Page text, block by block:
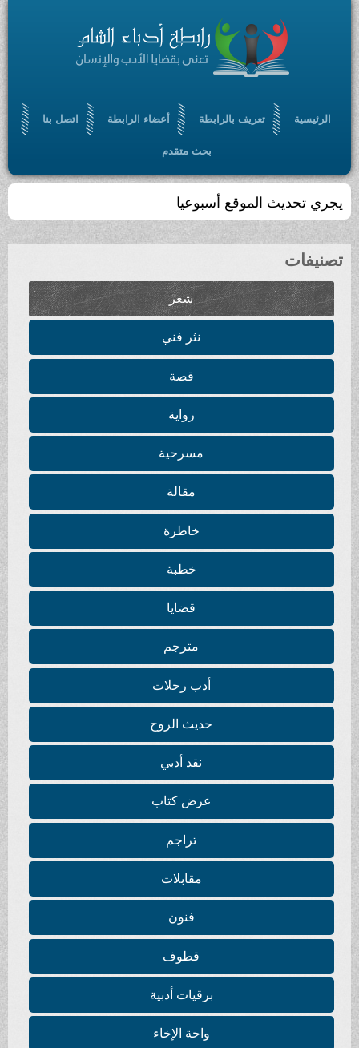
الرئيسية تعريف بالرابطة أعضاء الرابطة اتصل بنا
بحث متقدم
يجري تحديث الموقع أسبوعيا
تصنيفات
شعر
نثر فني
قصة
رواية
مسرحية
مقالة
خاطرة
خطبة
قضايا
مترجم
أدب رحلات
حديث الروح
نقد أدبي
عرض كتاب
تراجم
مقابلات
فنون
قطوف
برقيات أدبية
واحة الإخاء